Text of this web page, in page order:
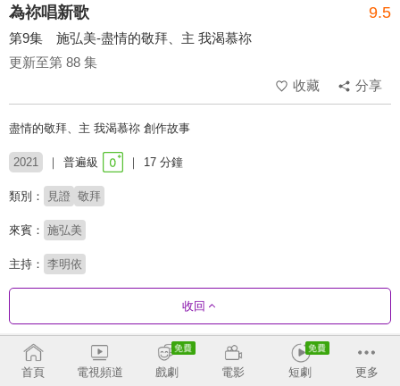
為祢唱新歌 9.5
第9集 施弘美-盡情的敬拜、主 我渴慕祢
更新至第 88 集
收藏
分享
盡情的敬拜、主 我渴慕祢 創作故事
2021 普遍級 17 分鐘
類別： 見證 敬拜
來賓： 施弘美
主持： 李明依
收回
劇集列表
首頁 電視頻道 戲劇 電影 短劇 更多